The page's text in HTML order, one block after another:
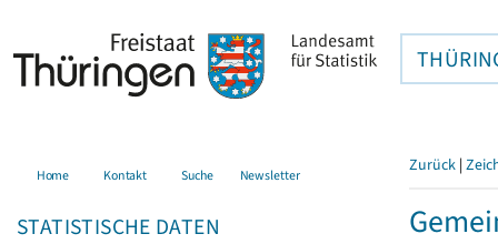
Home Kontakt Suche Newsletter
STATISTISCHE DATEN
Zurück |